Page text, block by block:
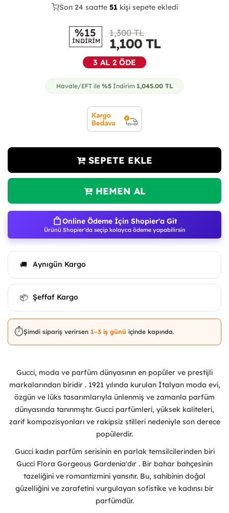
35
Son 24 saatte 52 kişi sepete ekledi
23
%15
İNDİRİM
1,300 TL
1,100TL
3 AL 2 ÖDE
Havale/EFT ile %5 İndirim 1,045.00 TL
SEPETE EKLE
HEMEN AL
Online Ödeme İçin Shopier'a Git
Ürünü Shopier'da seçip kolayca ödeme yapabilirsin
🚚 Aynıgün Kargo
📦 Şeffaf Kargo
⏱️Şimdi sipariş verirsen 1–3 iş günü içinde kapında.
Gucci, moda ve parfüm dünyasının en popüler ve prestijli
markalarından biridir . 1921 yılında kurulan İtalyan moda evi,
özgün ve lüks tasarımlarıyla ünlenmiş ve zamanla parfüm
dünyasında tanınmıştır. Gucci parfümleri, yüksek kaliteleri,
zarif kompozisyonları ve rakipsiz stilleri nedeniyle son derece
popülerdir.
Gucci kadın parfüm serisinin en parlak temsilcilerinden biri
Gucci Flora Gorgeous Gardenia'dır . Bir bahar bahçesinin
tazeliğini ve romantizmini yansıtır. Bu, sahibinin doğal
güzelliğini ve zarafetini vurgulayan sofistike ve kadınsı bir
parfümdür.